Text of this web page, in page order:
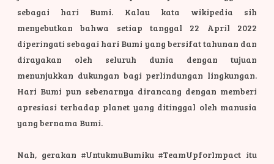
sebagai hari Bumi. Kalau kata wikipedia sih
menyebutkan bahwa setiap tanggal 22 April 2022
diperingati sebagai hari Bumi yang bersifat tahunan dan
dirayakan oleh seluruh dunia dengan tujuan
menunjukkan dukungan bagi perlindungan lingkungan.
Hari Bumi pun sebenarnya dirancang dengan memberi
apresiasi terhadap planet yang ditinggal oleh manusia
yang bernama Bumi.
Nah, gerakan #UntukmuBumiku #TeamUpforImpact itu